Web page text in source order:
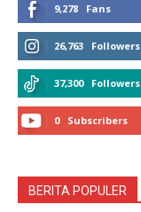
9,278 Fans
26,763 Followers
37,300 Followers
0 Subscribers
BERITA POPULER